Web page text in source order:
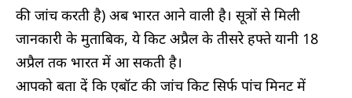
की जांच करती है) अब भारत आने वाली है। सूत्रों से मिली
जानकारी के मुताबिक, ये किट अप्रैल के तीसरे हफ्ते यानी 18
अप्रैल तक भारत में आ सकती है।
आपको बता दें कि एबॉट की जांच किट सिर्फ पांच मिनट में